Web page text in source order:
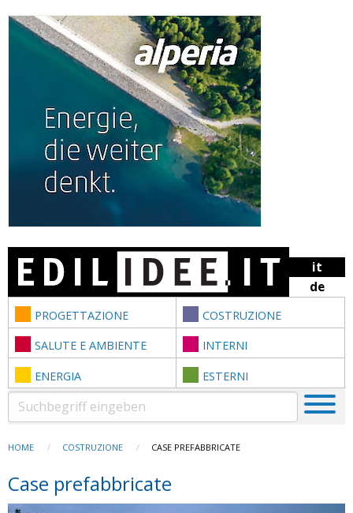
Skip to content
it
de
PROGETTAZIONE COSTRUZIONE
SALUTE E AMBIENTE INTERNI
ENERGIA ESTERNI
HOME COSTRUZIONE CASE PREFABBRICATE
Case prefabbricate